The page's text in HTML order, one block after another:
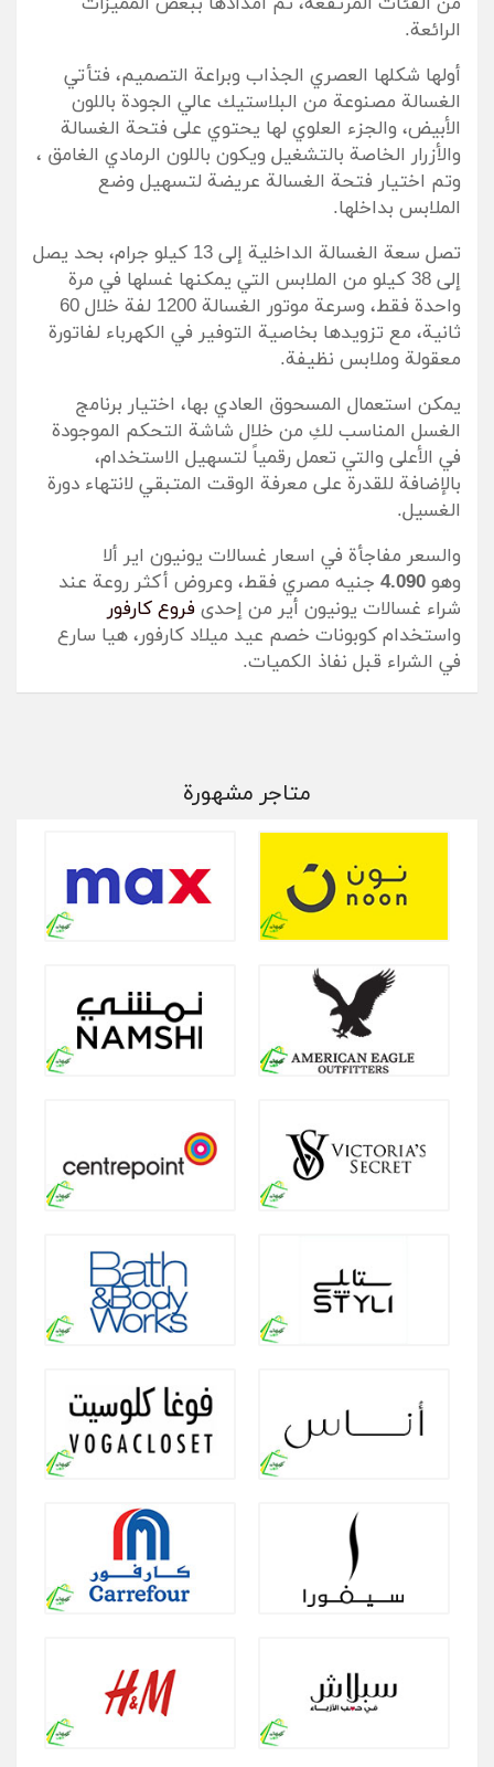
الرائعة.
أولها شكلها العصري الجذاب وبراعة التصميم، فتأتي
الغسالة مصنوعة من البلاستيك عالي الجودة باللون
الأبيض، والجزء العلوي لها يحتوي على فتحة الغسالة
والأزرار الخاصة بالتشغيل ويكون باللون الرمادي الغامق ،
وتم اختيار فتحة الغسالة عريضة لتسهيل وضع
الملابس بداخلها.
تصل سعة الغسالة الداخلية إلى 13 كيلو جرام، بحد يصل
إلى 38 كيلو من الملابس التي يمكنها غسلها في مرة
واحدة فقط، وسرعة موتور الغسالة 1200 لفة خلال 60
ثانية، مع تزويدها بخاصية التوفير في الكهرباء لفاتورة
معقولة وملابس نظيفة.
يمكن استعمال المسحوق العادي بها، اختيار برنامج
الغسل المناسب لكِ من خلال شاشة التحكم الموجودة
في الأعلى والتي تعمل رقمياً لتسهيل الاستخدام،
بالإضافة للقدرة على معرفة الوقت المتبقي لانتهاء دورة
الغسيل.
والسعر مفاجأة في اسعار غسالات يونيون اير ألا
وهو
جنيه مصري فقط، وعروض أكثر روعة عند
شراء غسالات يونيون أير من إحدى فروع كارفور
واستخدام كوبونات خصم عيد ميلاد كارفور، هيا سارع
في الشراء قبل نفاذ الكميات.
متاجر مشهورة